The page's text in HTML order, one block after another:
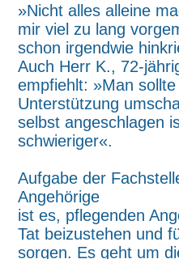
»Nicht alles alleine
mir viel zu lang
schon irgendwie
Auch Herr K., 72-
empfiehlt: »Man
Unterstützung
selbst angeschlagen
schwieriger«.
Aufgabe der
Angehörige
ist es, pflegenden
Tat beizustehen und
sorgen. Es geht um